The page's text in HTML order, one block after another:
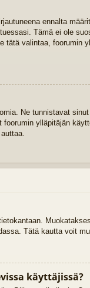
ennalta
Tämä ei ole
valintaa, foorumin
Ne tunnistavat
ylläpitäjän
Tätä kautta voit
käyttäjissä?